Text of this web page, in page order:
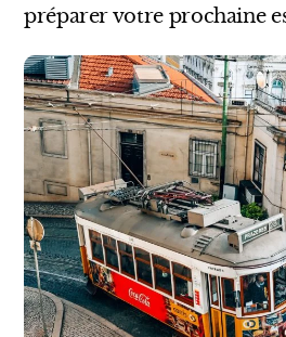
préparer votre prochaine